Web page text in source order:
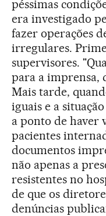
péssimas
era investigado
fazer operações
irregulares.
supervisores.
para a imprensa,
Mais tarde,
iguais e a
a ponto de haver
pacientes
documentos
não apenas a
resistentes no
de que os
denúncias